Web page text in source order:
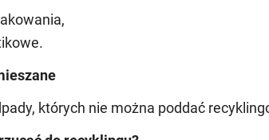
których nie można poddać